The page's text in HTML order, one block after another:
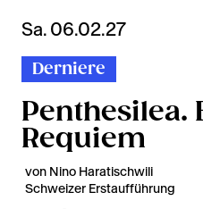
Sa. 06.02.27
Derniere
Penthesilea.
Requiem
von Nino Haratischwili
Schweizer Erstaufführung